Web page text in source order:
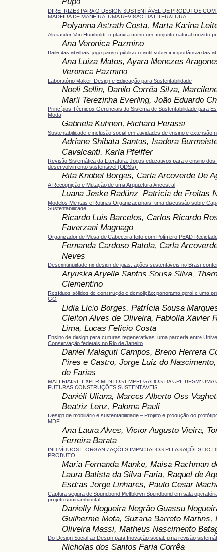
DIRETRIZES PARA O DESIGN SUSTENTÁVEL DE PRODUTOS
MADEIRA DE MANEIRA: UMA REVISÃO DA LITERATURA.
Polyanna Astrath Costa, Marta Karina
Alexander Von Humboldt: o planeta como um conjunto natural movido
Ana Veronica Pazmino
Baile das abelhas: jogo para o público infantil sobre a importância das
Ana Luiza Matos, Ayara Menezes
Veronica Pazmino
Laboratório Maker: Design e Educação para Sustentabilidade
Noeli Sellin, Danilo Corrêa Silva,
Marli Terezinha Everling, João Eduardo
Princípios Técnicos-Gerenciais do Sistema de Sustentabilidade para
Moda
Gabriela Kuhnen, Richard Perassi
Sustentabilidade e inclusão social em atividades de ensino e extensão
Adriane Shibata Santos, Isadora
Cavalcanti, Karla Pfeiffer
Revisão Sistemática da Literatura: Jogos educativos para o ensino dos
desenvolvimento sustentável (ODSs).
Rita Knobel Borges, Carla Arcoverde De
A Recognição e Mutação de uma Arquitetura Ancestral
Luana Jeske Radünz, Patrícia de Freitas
Modelos Mentais e Rotinas Organizacionais: uma discussão sobre
Sustentabilidade
Ricardo Luis Barcelos, Carlos Ricardo
Faverzani Magnago
Organizador de Mesa de Cabeceira feito com Polímero PEAD Reciclado
Fernanda Cardoso Ratola, Carla
Neves
Descontinuidade no design de joias: ações sustentáveis no Brasil
Aryuska Aryelle Santos Sousa Silva,
Clementino
Resíduos sólidos de construção e demolição: panorama geral e uma
GO
Lidia Licio Borges, Patrícia Sousa
Cleiton Alves de Oliveira, Fabiolla Xavier
Lima, Lucas Felício Costa
Ensino de design para culturas regenerativas: uma parceria entre
Conservação federais no Rio de Janeiro
Daniel Malaguti Campos, Breno Herrera
Pires e Castro, Jorge Luiz do
de Farias
MATERIAIS E EXPERIMENTOS EMPREGADOS DA CPE UFSM: UMA
FUTURAS CONSTRUÇÕES SUSTENTÁVEIS
Daniéli Uliana, Marcos Alberto Oss
Beatriz Lenz, Paloma Pauli
Design de mobiliário e sustentabilidade – Projeto e produção do
MDF
Ana Laura Alves, Victor Augusto Vieira,
Ferreira Barata
INDIVÍDUOS E ORGANIZAÇÕES IMPACTADOS PELAS AÇÕES DO
PRODUTO
Maria Fernanda Manke, Maisa Rachman
Laura Batista da Silva Faria, Raquel de
Esdras Jorge Linhares, Paulo Cesar
Captura segura de Spundbond Meltblown Spundbond em sala
projeto socioambiental
Danielly Nogueira Negrão Guassu
Guilherme Mota, Suzana Barreto Martins,
Oliveira Massi, Matheus Nascimento
Do Design Social ao Design para Inovação social: uma revisão
Nicholas dos Santos Faria Corrêa